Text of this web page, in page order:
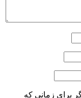
برای زمانی که